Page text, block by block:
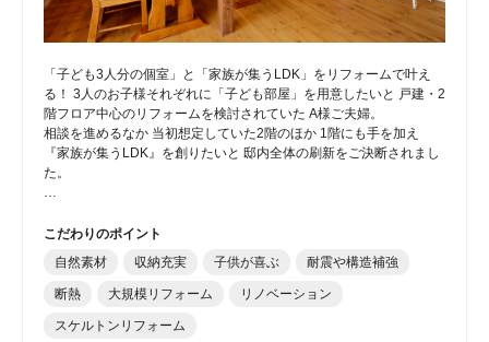
「子ども3人分の個室」と「家族が集うLDK」をリフォームで叶え
る！ 3人のお子様それぞれに「子ども部屋」を用意したいと 戸建・2
階フロア中心のリフォームを検討されていた A様ご夫婦。
相談を進めるなか 当初想定していた2階のほか 1階にも手を加え
『家族が集うLDK』を創りたいと 邸内全体の刷新をご決断されまし
た。
こだわりのポイント
自然素材
収納充実 子供が喜ぶ 耐震や構造補強
断熱 大規模リフォーム リノベーション
スケルトンリフォーム